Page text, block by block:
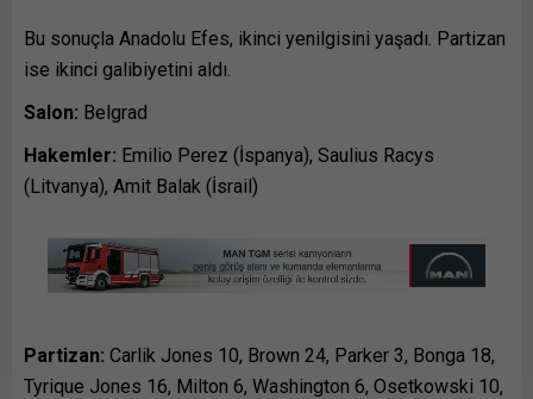
Bu sonuçla Anadolu Efes, ikinci yenilgisini yaşadı. Partizan
ise ikinci galibiyetini aldı.
Salon: Belgrad
Hakemler: Emilio Perez (İspanya), Saulius Racys
(Litvanya), Amit Balak (İsrail)
Partizan: Carlik Jones 10, Brown 24, Parker 3, Bonga 18,
Tyrique Jones 16, Milton 6, Washington 6, Osetkowski 10,